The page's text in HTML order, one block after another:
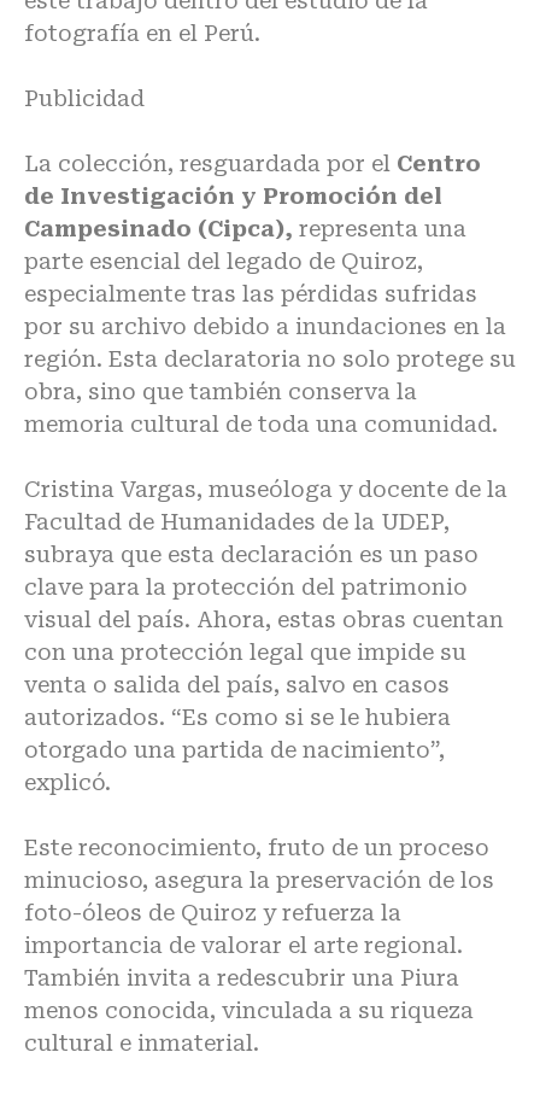
fotografía en el Perú.
Publicidad
La colección, resguardada por el Centro
de Investigación y Promoción del
Campesinado (Cipca), representa una
parte esencial del legado de Quiroz,
especialmente tras las pérdidas sufridas
por su archivo debido a inundaciones en la
región. Esta declaratoria no solo protege su
obra, sino que también conserva la
memoria cultural de toda una comunidad.
Cristina Vargas, museóloga y docente de la
Facultad de Humanidades de la UDEP,
subraya que esta declaración es un paso
clave para la protección del patrimonio
visual del país. Ahora, estas obras cuentan
con una protección legal que impide su
venta o salida del país, salvo en casos
autorizados. “Es como si se le hubiera
otorgado una partida de nacimiento”,
explicó.
Este reconocimiento, fruto de un proceso
minucioso, asegura la preservación de los
foto-óleos de Quiroz y refuerza la
importancia de valorar el arte regional.
También invita a redescubrir una Piura
menos conocida, vinculada a su riqueza
cultural e inmaterial.